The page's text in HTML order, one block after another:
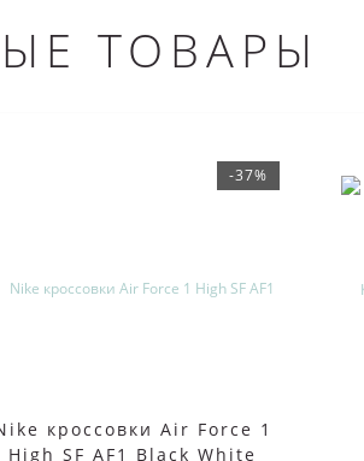
ТОВАРЫ
-37%
кроссовки Air Force 1
High SF AF1 Black White